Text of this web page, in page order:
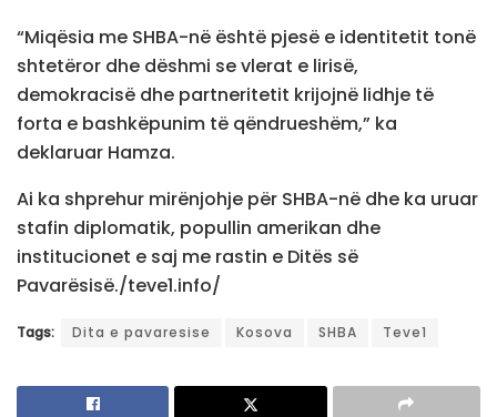
“Miqësia me SHBA-në është pjesë e identitetit tonë
shtetëror dhe dëshmi se vlerat e lirisë,
demokracisë dhe partneritetit krijojnë lidhje të
forta e bashkëpunim të qëndrueshëm,” ka
deklaruar Hamza.
Ai ka shprehur mirënjohje për SHBA-në dhe ka uruar
stafin diplomatik, popullin amerikan dhe
institucionet e saj me rastin e Ditës së
Pavarësisë./teve1.info/
Tags: Dita e pavaresise Kosova SHBA Teve1